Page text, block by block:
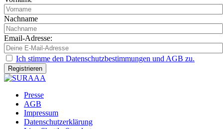
Nachname
Email-Adresse:
Ich stimme den Datenschutzbestimmungen und AGB zu.
Presse
AGB
Impressum
Datenschutzerklärung